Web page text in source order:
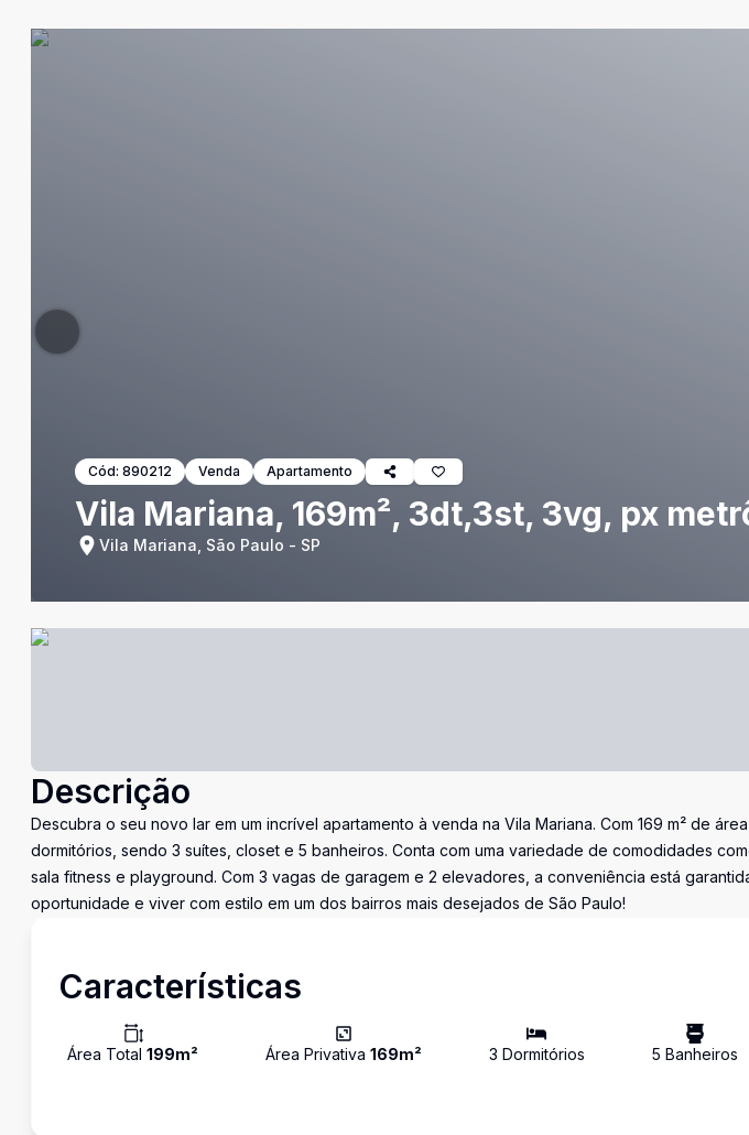
Cód: 890212 Venda Apartamento
Vila Mariana, 169m², 3dt,3st, 3vg, px
Vila Mariana, São Paulo - SP
Descrição
Descubra o seu novo lar em um incrível apartamento à venda na Vila Mariana. Com 169 m² de
dormitórios, sendo 3 suítes, closet e 5 banheiros. Conta com uma variedade de comodidades
sala fitness e playground. Com 3 vagas de garagem e 2 elevadores, a conveniência está
oportunidade e viver com estilo em um dos bairros mais desejados de São Paulo!
Características
Área Total 199m² Área Privativa 169m² 3 Dormitórios 5 Banheiros